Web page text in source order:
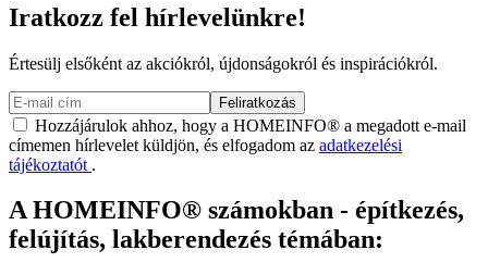
Iratkozz fel hírlevelünkre!
Értesülj elsőként az akciókról, újdonságokról és inspirációkról.
Feliratkozás
Hozzájárulok ahhoz, hogy a HOMEINFO® a megadott e-mail
címemen hírlevelet küldjön, és elfogadom az adatkezelési
tájékoztatót .
A HOMEINFO® számokban - építkezés,
felújítás, lakberendezés témában: